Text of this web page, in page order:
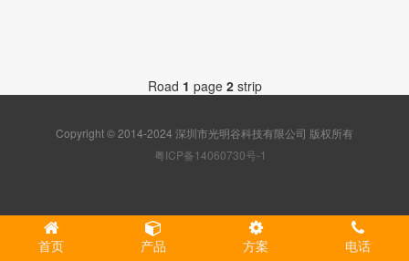
Road 1 page 2strip
Copyright © 2014-2024 深圳市光明谷科技有限公司 版权所有
粤ICP备14060730号-1
首页 产品 方案 电话